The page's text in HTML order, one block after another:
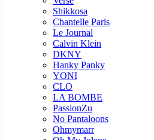
Shikkosa
Chantelle Paris
Le Journal
Calvin Klein
DKNY
Hanky Panky
YONI
CLO
LA BOMBE
PassionZu
No Pantaloons
Ohmymarr